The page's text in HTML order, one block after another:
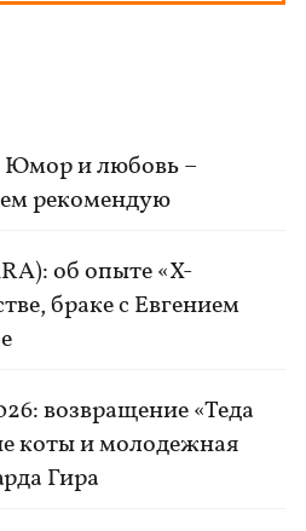
Юмор и любовь –
рекомендую
об опыте «Х-
браке с Евгением
возвращение «Теда
коты и молодежная
Гира